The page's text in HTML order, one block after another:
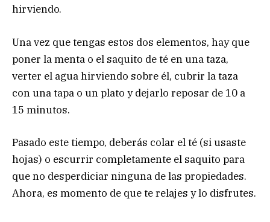
hirviendo.
Una vez que tengas estos dos elementos, hay que
poner la menta o el saquito de té en una taza,
verter el agua hirviendo sobre él, cubrir la taza
con una tapa o un plato y dejarlo reposar de 10 a
15 minutos.
Pasado este tiempo, deberás colar el té (si usaste
hojas) o escurrir completamente el saquito para
que no desperdiciar ninguna de las propiedades.
Ahora, es momento de que te relajes y lo disfrutes.